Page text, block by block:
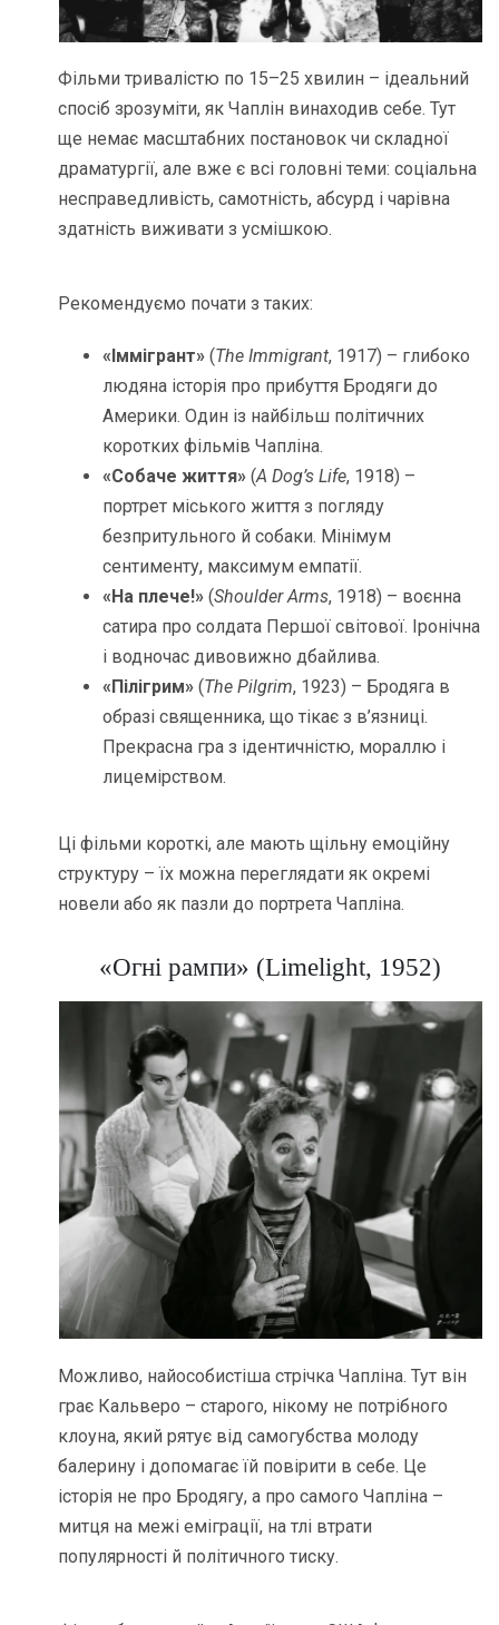
Фільми тривалістю по 15–25 хвилин – ідеальний
спосіб зрозуміти, як Чаплін винаходив себе. Тут
ще немає масштабних постановок чи складної
драматургії, але вже є всі головні теми: соціальна
несправедливість, самотність, абсурд і чарівна
здатність виживати з усмішкою.
Рекомендуємо почати з таких:
«Іммігрант» (The Immigrant, 1917) – глибоко
людяна історія про прибуття Бродяги до
Америки. Один із найбільш політичних
коротких фільмів Чапліна.
«Собаче життя» (A Dog’s Life, 1918) –
портрет міського життя з погляду
безпритульного й собаки. Мінімум
сентименту, максимум емпатії.
«На плече!» (Shoulder Arms, 1918) – воєнна
сатира про солдата Першої світової. Іронічна
і водночас дивовижно дбайлива.
«Пілігрим» (The Pilgrim, 1923) – Бродяга в
образі священника, що тікає з в’язниці.
Прекрасна гра з ідентичністю, мораллю і
лицемірством.
Ці фільми короткі, але мають щільну емоційну
структуру – їх можна переглядати як окремі
новели або як пазли до портрета Чапліна.
«Огні рампи» (Limelight, 1952)
Можливо, найособистіша стрічка Чапліна. Тут він
грає Кальверо – старого, нікому не потрібного
клоуна, який рятує від самогубства молоду
балерину і допомагає їй повірити в себе. Це
історія не про Бродягу, а про самого Чапліна –
митця на межі еміграції, на тлі втрати
популярності й політичного тиску.